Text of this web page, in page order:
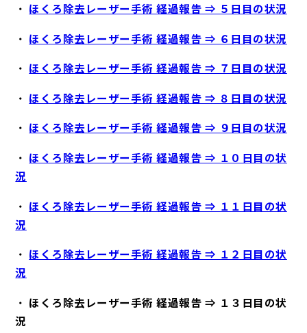
・ ほくろ除去レーザー手術 経過報告 ⇒ ５日目の状況
・ ほくろ除去レーザー手術 経過報告 ⇒ ６日目の状況
・ ほくろ除去レーザー手術 経過報告 ⇒ ７日目の状況
・ ほくろ除去レーザー手術 経過報告 ⇒ ８日目の状況
・ ほくろ除去レーザー手術 経過報告 ⇒ ９日目の状況
・ ほくろ除去レーザー手術 経過報告 ⇒ １０日目の状
況
・ ほくろ除去レーザー手術 経過報告 ⇒ １１日目の状
況
・ ほくろ除去レーザー手術 経過報告 ⇒ １２日目の状
況
・ ほくろ除去レーザー手術 経過報告 ⇒ １３日目の状
況